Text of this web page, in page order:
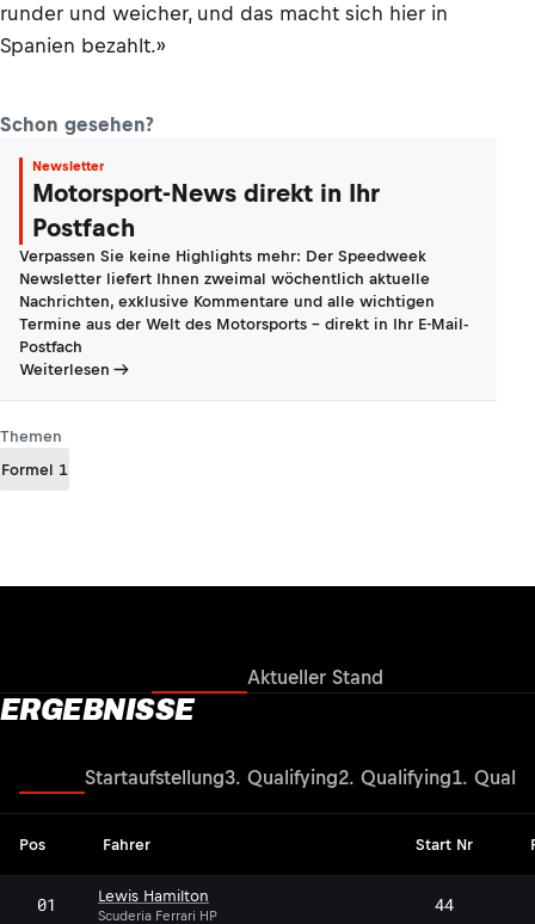
runder und weicher, und das macht sich hier in
Spanien bezahlt.»
Schon gesehen?
Newsletter
Motorsport-News direkt in Ihr
Postfach
Verpassen Sie keine Highlights mehr: Der Speedweek
Newsletter liefert Ihnen zweimal wöchentlich aktuelle
Nachrichten, exklusive Kommentare und alle wichtigen
Termine aus der Welt des Motorsports - direkt in Ihr E-Mail-
Postfach
Weiterlesen
Themen
Formel 1
Aktueller Stand
ERGEBNISSE
Startaufstellung3. Qualifying2. Qualifying1.
Pos Fahrer Start Nr
01 Lewis Hamilton
Scuderia Ferrari HP 44